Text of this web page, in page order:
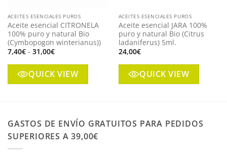
ACEITES ESENCIALES PUROS
Aceite esencial CITRONELA
100% puro y natural Bio
(Cymbopogon winterianus))
7,40€ - 31,00€Rango
de
precios:
desde
7,40€
hasta
QUICK VIEW
ACEITES ESENCIALES PUROS
Aceite esencial JARA 100%
puro y natural Bio (Citrus
ladaniferus) 5ml.
24,00€
QUICK VIEW
GASTOS DE ENVÍO GRATUITOS PARA PEDIDOS
SUPERIORES A 39,00€